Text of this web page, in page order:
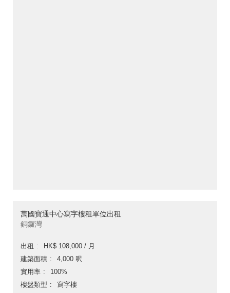
萬國寶通中心寫字樓租單位出租
銅鑼灣
出租
HK$ 108,000 / 月
建築面積
4,000 呎
實用率
100%
樓盤類型
寫字樓